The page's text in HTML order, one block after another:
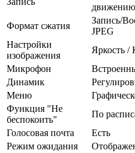
движению
Формат сжатия
Запись/
JPEG
Настройки
изображения
Яркость /
Микрофон
Динамик
Меню
Функция "Не
беспокоить"
По
Голосовая почта
Есть
Режим ожидания